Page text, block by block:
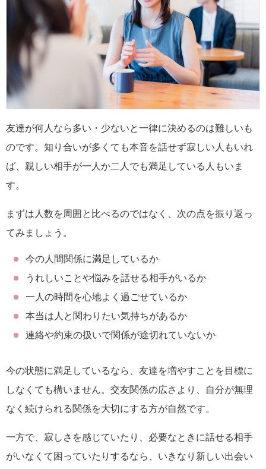
友達が何人なら多い・少ないと一律に決めるのは難しいも
のです。知り合いが多くても本音を話せず寂しい人もいれ
ば、親しい相手が一人か二人でも満足している人もいま
す。
まずは人数を周囲と比べるのではなく、次の点を振り返っ
てみましょう。
今の人間関係に満足しているか
うれしいことや悩みを話せる相手がいるか
一人の時間を心地よく過ごせているか
本当は人と関わりたい気持ちがあるか
連絡や約束の扱いで関係が途切れていないか
今の状態に満足しているなら、友達を増やすことを目標に
しなくても構いません。交友関係の広さより、自分が無理
なく続けられる関係を大切にする方が自然です。
一方で、寂しさを感じていたり、必要なときに話せる相手
がいなくて困っていたりするなら、いきなり新しい出会い